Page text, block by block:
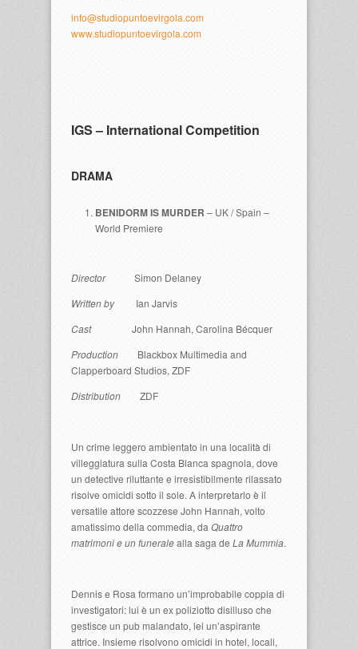
info@studiopuntoevirgola.com
www.studiopuntoevirgola.com
IGS – International Competition
DRAMA
BENIDORM IS MURDER – UK / Spain –
World Premiere
Director
Simon Delaney
Written by Ian Jarvis
Cast John Hannah, Carolina Bécquer
Production Blackbox Multimedia and
Clapperboard Studios, ZDF
Distribution
ZDF
Un crime leggero ambientato in una località di
villeggiatura sulla Costa Blanca spagnola, dove
un detective riluttante e irresistibilmente rilassato
risolve omicidi sotto il sole. A interpretarlo è il
versatile attore scozzese John Hannah, volto
amatissimo della commedia, da Quattro
matrimoni e un funeralealla saga de La Mummia.
Dennis e Rosa formano un’improbabile coppia di
investigatori: lui è un ex poliziotto disilluso che
gestisce un pub malandato, lei un’aspirante
attrice. Insieme risolvono omicidi in hotel, locali,